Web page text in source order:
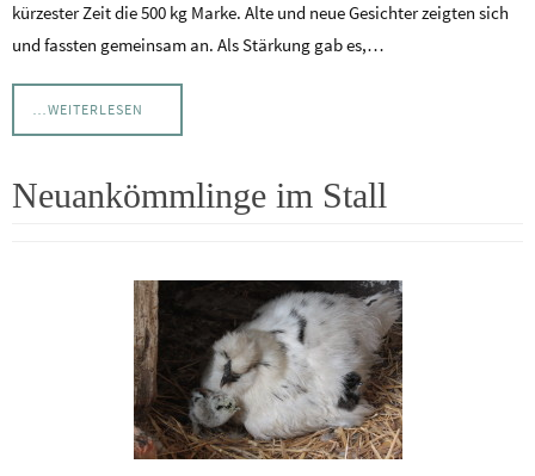
kürzester Zeit die 500 kg Marke. Alte und neue Gesichter zeigten sich
und fassten gemeinsam an. Als Stärkung gab es,…
…WEITERLESEN
Neuankömmlinge im Stall